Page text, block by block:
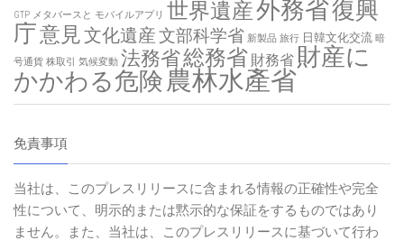
GTP メタバースと モバイルアプリ 世界遺産外務省復興
庁意見文化遺産文部科学省 新製品 旅行 日韓文化交流 暗
号通貨 株取引 気候変動 法務省総務省 財務省 財産に
かかわる危険農林水產省
免責事項
当社は、このプレスリリースに含まれる情報の正確性や完全
性について、明示的または黙示的な保証をするものではあり
ません。また、当社は、このプレスリリースに基づいて行わ